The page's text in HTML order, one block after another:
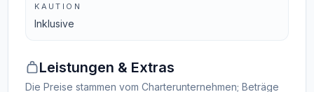
KAUTION
Inklusive
Leistungen & Extras
Die Preise stammen vom Charterunternehmen; Beträge